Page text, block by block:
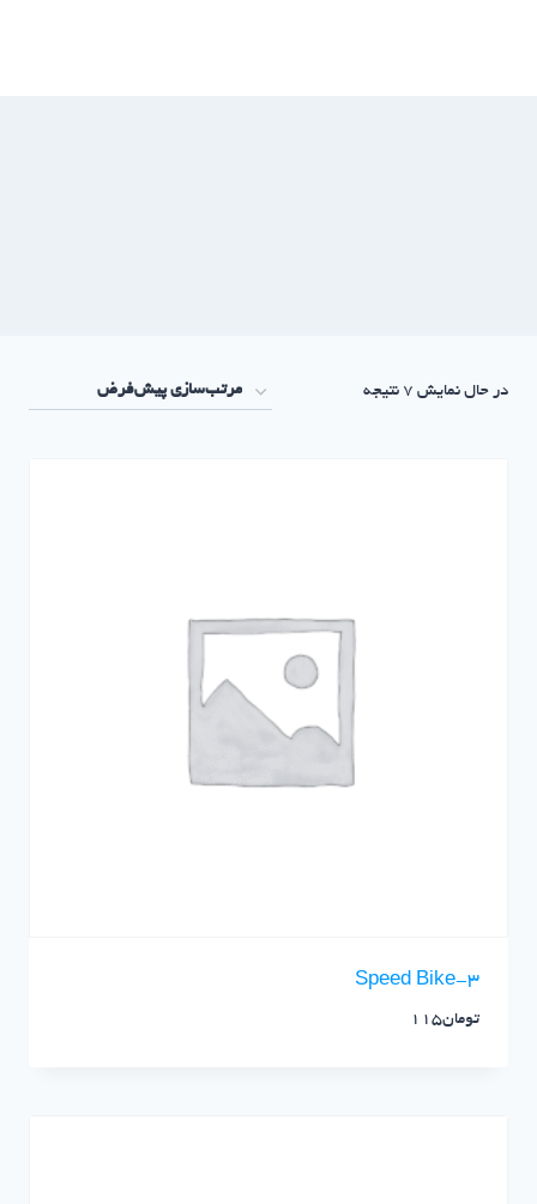
در حال نمایش 7 نتیجه
3-Speed Bike
تومان115